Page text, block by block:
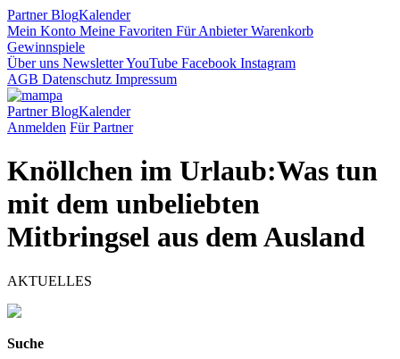
PartnerBlogKalender
Mein Konto Meine Favoriten Für AnbieterWarenkorb
Gewinnspiele
Über uns NewsletterYouTube Facebook Instagram
AGB Datenschutz Impressum
PartnerBlogKalender
Anmelden Für Partner
Knöllchen im Urlaub:Was tun
mit dem unbeliebten
Mitbringsel aus dem Ausland
AKTUELLES
Suche